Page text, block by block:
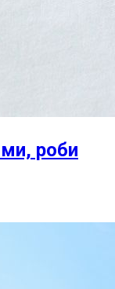
роби